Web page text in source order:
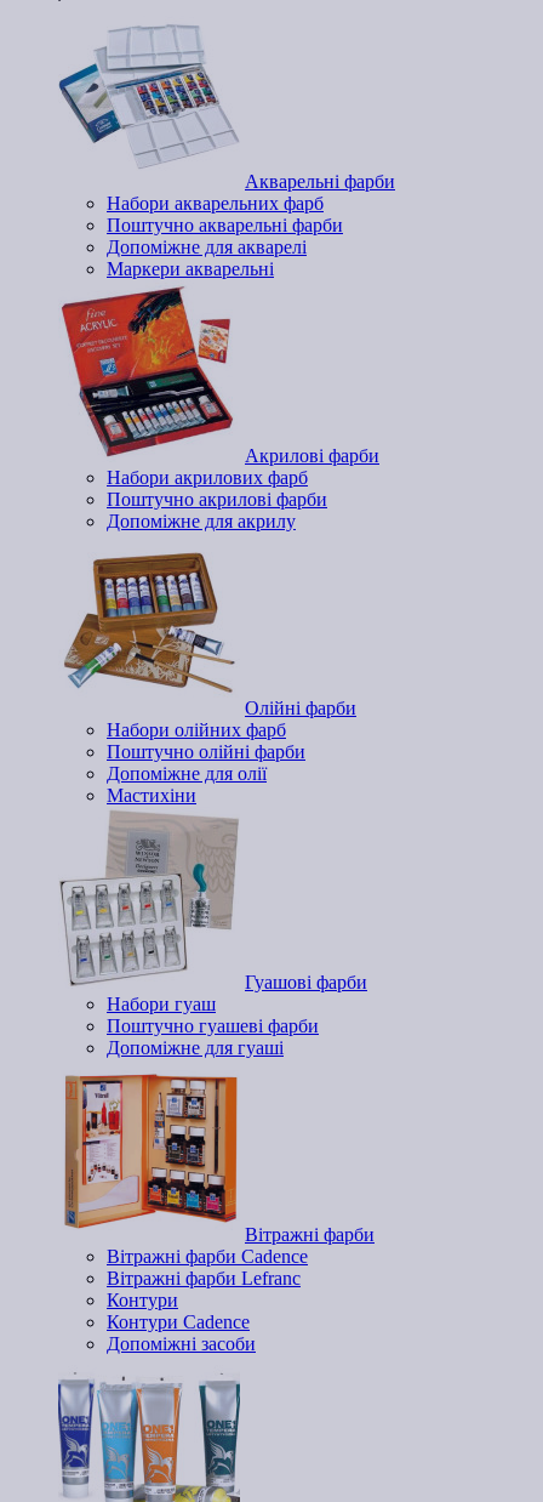
Акварельні фарби
Набори акварельних фарб
Поштучно акварельні фарби
Допоміжне для акварелі
Маркери акварельні
Акрилові фарби
Набори акрилових фарб
Поштучно акрилові фарби
Допоміжне для акрилу
Олійні фарби
Набори олійних фарб
Поштучно олійні фарби
Допоміжне для олії
Мастихіни
Гуашові фарби
Набори гуаш
Поштучно гуашеві фарби
Допоміжне для гуаші
Вітражні фарби
Вітражні фарби Cadence
Вітражні фарби Lefranc
Контури
Контури Cadence
Допоміжні засоби